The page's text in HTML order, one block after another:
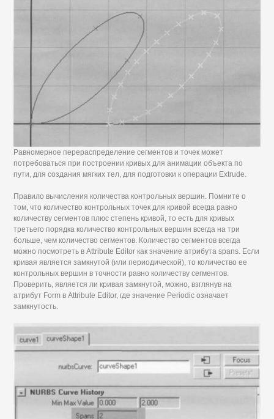
Равномерное перераспределение сегментов и точек может
потребоваться при построении кривых для анимации объекта по
пути, для создания мягких тел, для подготовки к операции Extrude.
Правило вычисления количества контрольных вершин. Помните о
том, что количество контрольных точек для кривой всегда равно
количеству сегментов плюс степень кривой, то есть для кривых
третьего порядка количество контрольных вершин всегда на три
больше, чем количество сегментов. Количество сегментов всегда
можно посмотреть в Attribute Editor как значение атрибута spans. Если
кривая является замкнутой (или периодической), то количество ее
контрольных вершин в точности равно количеству сегментов.
Проверить, является ли кривая замкнутой, можно, взглянув на
атрибут Form в Attribute Editor, где значение Periodic означает
замкнутость.